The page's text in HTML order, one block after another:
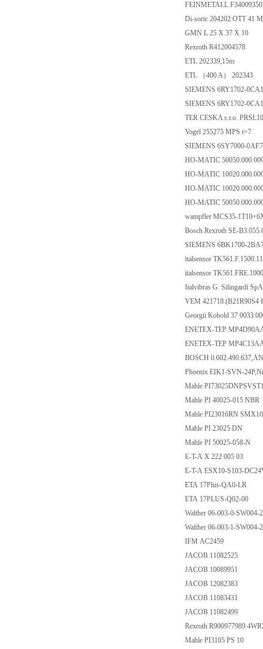
FEINMETALL
Di-soric 204202 OTT 41
GMN L 25 X 37 X 10
Rexroth R412004578
ETL 202339,15m
ETL （400 A） 202343
SIEMENS 6RY1702-
SIEMENS 6RY1702-
TER CESKA s.r.o.
Vogel 255275 MPS i=7
SIEMENS 6SY7000-
HO-MATIC
HO-MATIC
HO-MATIC
HO-MATIC
wampfler MCS35-
Bosch Rexroth SE-
SIEMENS 6BK1700-
italsensor
italsensor
Italvibras G. Silingardi
VEM 421718
Georgii Kobold 37 0033
ENETEX-TEP
ENETEX-TEP
BOSCH
Phoenix EIK1-SVN-
Mahle
Mahle PI 40025-015 NBR
Mahle PI23016RN
Mahle PI 23025 DN
Mahle PI 50025-058-N
E-T-A X 222 005 03
E-T-A ESX10-S103-
ETA 17Plus-QA0-LR
ETA 17PLUS-Q02-00
Walther 06-003-0-SW004-
Walther 06-003-1-SW004-
IFM AC2459
JACOB 11082525
JACOB 10089951
JACOB 12082383
JACOB 11083431
JACOB 11082499
Rexroth R900977989
Mahle PI3105 PS 10